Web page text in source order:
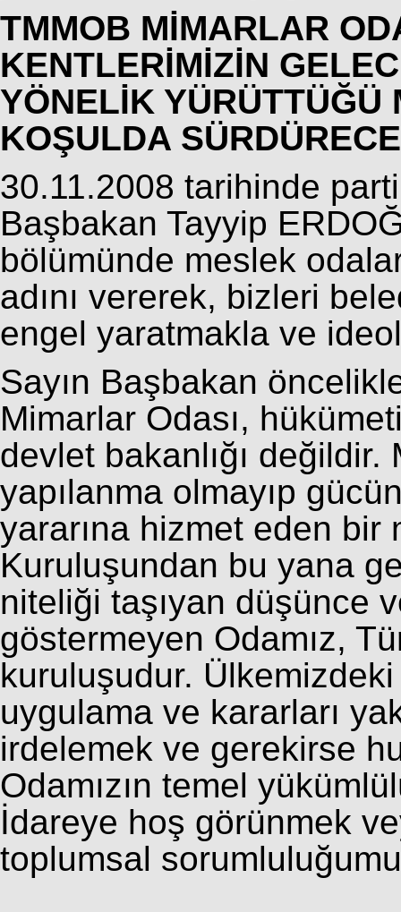
TMMOB MİMARLAR
KENTLERİMİZİN
YÖNELİK YÜRÜTTÜĞÜ
KOŞULDA
30.11.2008 tarihinde
Başbakan Tayyip
bölümünde meslek
adını vererek, bizleri
engel yaratmakla ve
Sayın Başbakan
Mimarlar Odası,
devlet bakanlığı
yapılanma olmayıp
yararına hizmet eden bir
Kuruluşundan bu yana
niteliği taşıyan düşünce
göstermeyen Odamız,
kuruluşudur.
uygulama ve kararları
irdelemek ve gerekirse
Odamızın temel
İdareye hoş görünmek
toplumsal